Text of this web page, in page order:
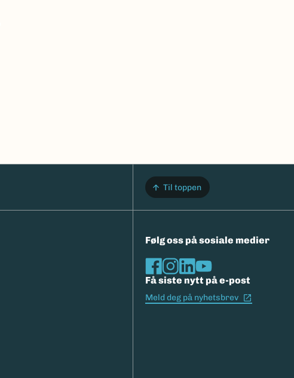
Til toppen
Følg oss på sosiale medier
Få siste nytt på e-post
Meld deg på nyhetsbrev